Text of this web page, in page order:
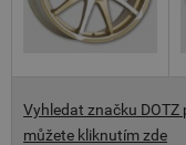
Vyhledat značku
můžete kliknutím zde